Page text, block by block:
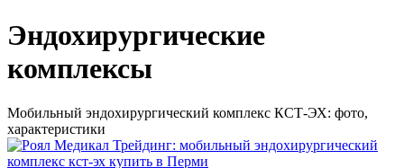
Эндохирургические
комплексы
Мобильный эндохирургический комплекс КСТ-ЭХ: фото,
характеристики